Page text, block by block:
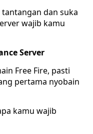
dan suka
wajib kamu
Server
Free Fire, pasti
pertama nyobain
kamu wajib